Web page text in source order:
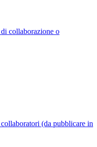
collaborazione o
(da pubblicare in